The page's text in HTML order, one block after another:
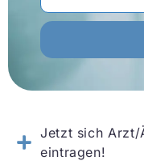
Jetzt sich Arzt/
eintragen!